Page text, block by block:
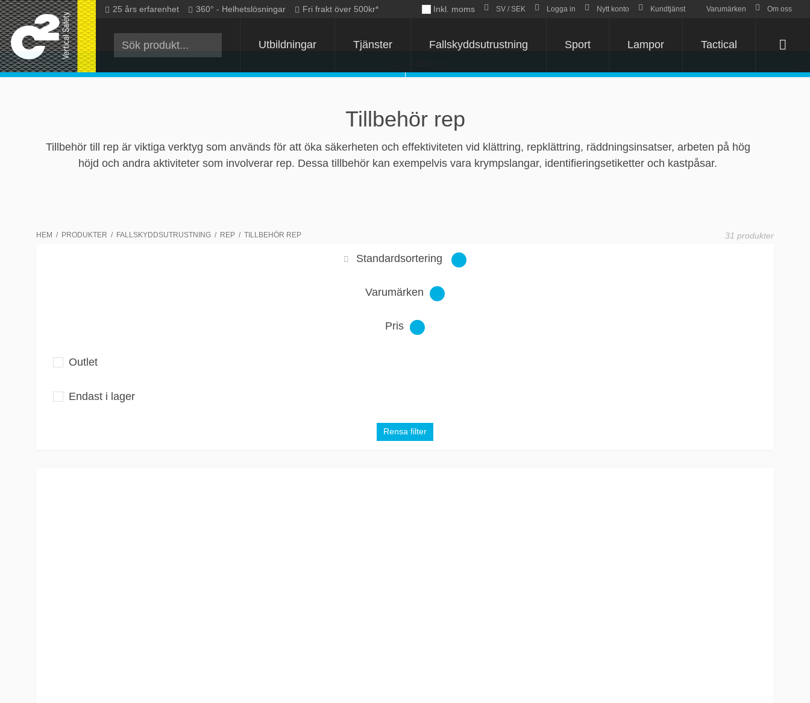
Hoppa
till
innehåll
25 års erfarenhet 360° - Helhetslösningar Fri frakt över 500kr* Inkl. moms SV / SEK Logga in Nytt konto Kundtjänst Varumärken Om oss
Utbildningar Tjänster Fallskyddsutrustning Sport Lampor Tactical
Tillbehör rep
Tillbehör till rep är viktiga verktyg som används för att öka säkerheten och effektiviteten vid klättring, repklättring, räddningsinsatser, arbeten på hög
höjd och andra aktiviteter som involverar rep. Dessa tillbehör kan exempelvis vara krympslangar, identifieringsetiketter och kastpåsar.
HEM PRODUKTER FALLSKYDDSUTRUSTNING REP TILLBEHÖR REP 31 produkter
Standardsortering
Varumärken
Pris
Outlet
Endast i lager
Rensa filter
Kategorier